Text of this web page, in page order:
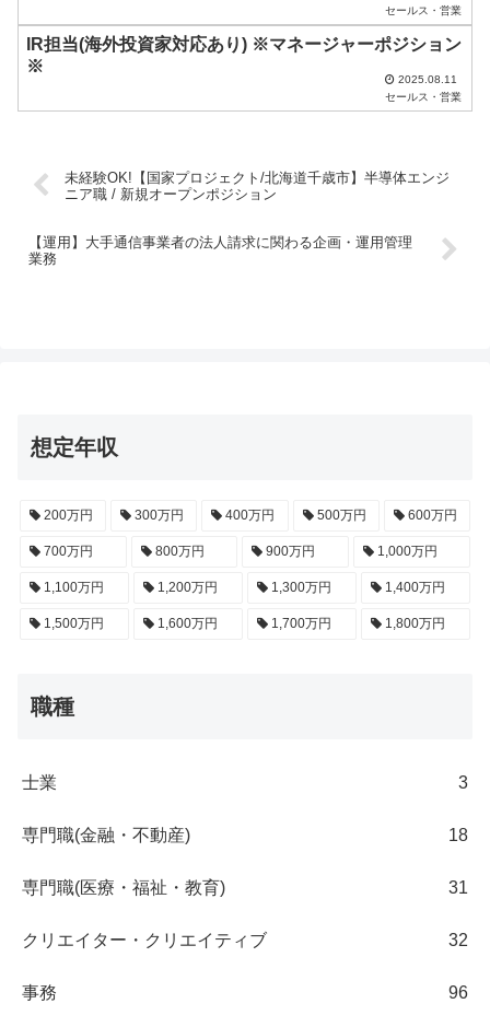
。
セールス・営業
IR担当(海外投資家対応あり) ※マネージャーポジション
※
2025.08.11
セールス・営業
未経験OK!【国家プロジェクト/北海道千歳市】半導体エンジ
ニア職 / 新規オープンポジション
【運用】大手通信事業者の法人請求に関わる企画・運用管理
業務
想定年収
200万円 300万円 400万円 500万円 600万円
700万円 800万円 900万円 1,000万円
1,100万円 1,200万円 1,300万円 1,400万円
1,500万円 1,600万円 1,700万円 1,800万円
職種
士業 3
専門職(金融・不動産) 18
専門職(医療・福祉・教育) 31
クリエイター・クリエイティブ 32
事務 96